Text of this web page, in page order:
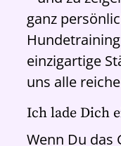
ganz
einzigartige
uns alle
Ich lade Dich
Wenn Du das